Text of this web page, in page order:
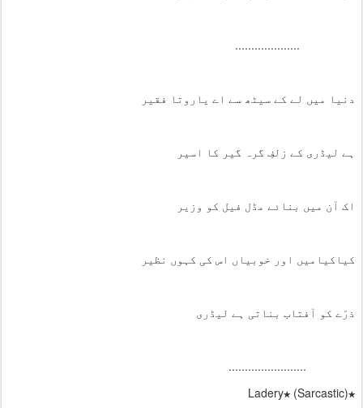
....................
دنیا میں لے کے سیٹھ سے اے یاروتا فقیر
ہے لیڈری کے زلفِ گرہ گیر کا اسیر
اک آن میں بنائے مڈل فیل کو وزیر
کیاکیامیں اور خوبیاں اس کی کہوں نظیر
ذرّے کو آفتاب بناتی ہے لیڈری
........................
★Ladery★ (Sarcastic)